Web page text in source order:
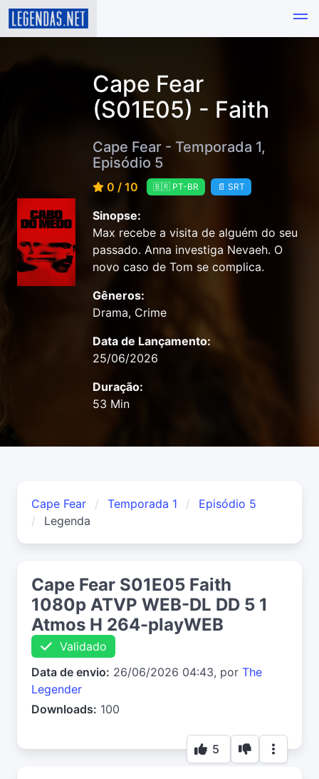
Cape Fear
(S01E05) - Faith
Cape Fear - Temporada 1,
Episódio 5
0 / 10 🇧🇷 PT-BR 📄 SRT
Sinopse:
Max recebe a visita de alguém do seu
passado. Anna investiga Nevaeh. O
novo caso de Tom se complica.
Gêneros:
Drama, Crime
Data de Lançamento:
25/06/2026
Duração:
53 Min
Cape Fear Temporada 1
Episódio 5
Legenda
Cape Fear S01E05 Faith
1080p ATVP WEB-DL DD 5 1
Atmos H 264-playWEB
Validado
Data de envio: 26/06/2026 04:43, por The
Legender
Downloads: 100
5